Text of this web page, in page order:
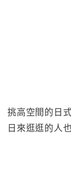
挑高空間的日
日來逛逛的人